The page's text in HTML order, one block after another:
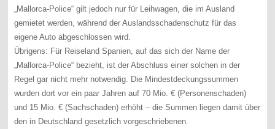
„Mallorca-Police“ gilt jedoch nur für Leihwagen, die im Ausland
gemietet werden, während der Auslandsschadenschutz für das
eigene Auto abgeschlossen wird.
Übrigens: Für Reiseland Spanien, auf das sich der Name der
„Mallorca-Police“ bezieht, ist der Abschluss einer solchen in der
Regel gar nicht mehr notwendig. Die Mindestdeckungssummen
wurden dort vor ein paar Jahren auf 70 Mio. € (Personenschaden)
und 15 Mio. € (Sachschaden) erhöht – die Summen liegen damit über
den in Deutschland gesetzlich vorgeschriebenen.